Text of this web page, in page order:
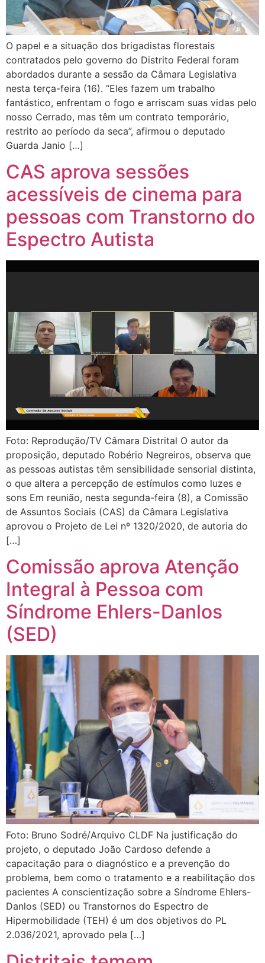
O papel e a situação dos brigadistas florestais
contratados pelo governo do Distrito Federal foram
abordados durante a sessão da Câmara Legislativa
nesta terça-feira (16). “Eles fazem um trabalho
fantástico, enfrentam o fogo e arriscam suas vidas pelo
nosso Cerrado, mas têm um contrato temporário,
restrito ao período da seca”, afirmou o deputado
Guarda Janio […]
CAS aprova sessões
acessíveis de cinema para
pessoas com Transtorno do
Espectro Autista
Foto: Reprodução/TV Câmara Distrital O autor da
proposição, deputado Robério Negreiros, observa que
as pessoas autistas têm sensibilidade sensorial distinta,
o que altera a percepção de estímulos como luzes e
sons Em reunião, nesta segunda-feira (8), a Comissão
de Assuntos Sociais (CAS) da Câmara Legislativa
aprovou o Projeto de Lei nº 1320/2020, de autoria do
[…]
Comissão aprova Atenção
Integral à Pessoa com
Síndrome Ehlers-Danlos
(SED)
Foto: Bruno Sodré/Arquivo CLDF Na justificação do
projeto, o deputado João Cardoso defende a
capacitação para o diagnóstico e a prevenção do
problema, bem como o tratamento e a reabilitação dos
pacientes A conscientização sobre a Síndrome Ehlers-
Danlos (SED) ou Transtornos do Espectro de
Hipermobilidade (TEH) é um dos objetivos do PL
2.036/2021, aprovado pela […]